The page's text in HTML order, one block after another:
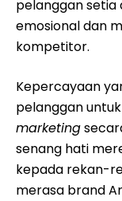
pelanggan
emosional dan
kompetitor.
Kepercayaan
pelanggan
marketing
senang hati
kepada rekan-
merasa brand